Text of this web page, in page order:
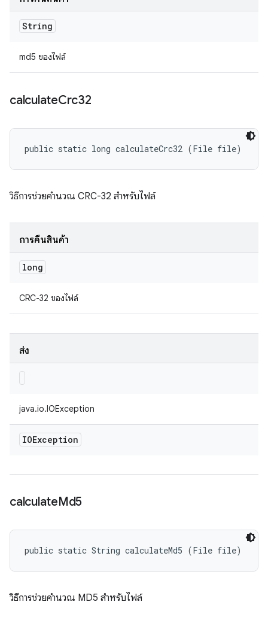
String
md5 ของไฟล์
calculateCrc32
public static long calculateCrc32 (File file)
วิธีการช่วยคำนวณ CRC-32 สำหรับไฟล์
การคืนสินค้า
long
CRC-32 ของไฟล์
ส่ง
java.io.IOException
IOException
calculateMd5
public static String calculateMd5 (File file)
วิธีการช่วยคำนวณ MD5 สำหรับไฟล์